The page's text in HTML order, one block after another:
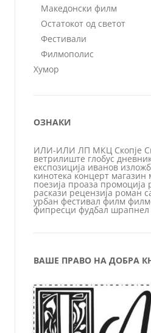
Македонски филм
Остатокот од светот
Фестивали
Филмополис
Хумор
ОЗНАКИ
ИЛИ-ИЛИ ЛП МКЦ Скопје
ветрилиште глобус
експозиција иванов
кинотека концерт магазин
поезија проаза промоција
раскази рецензија роман
урбан фестивал филм
фипресци фудбал шрапнел
ВАШЕ ПРАВО НА ДОБРА